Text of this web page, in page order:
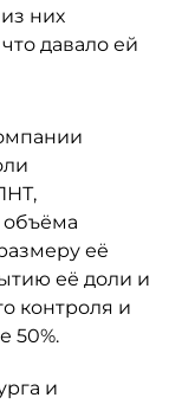
них
давало ей
её
её доли и
контроля и
50%.
и